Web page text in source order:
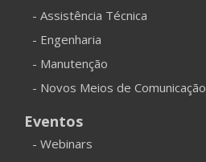
- Assistência Técnica
- Engenharia
- Manutenção
- Novos Meios de Comunicação
Eventos
- Webinars